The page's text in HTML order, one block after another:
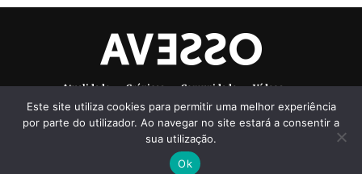
Atualidade Crónicas Comunidade
Vídeos
Denúncias Ambientais
Ficha Técnica
Este site utiliza cookies para permitir uma melhor experiência
por parte do utilizador. Ao navegar no site estará a consentir a
sua utilização.
Ok